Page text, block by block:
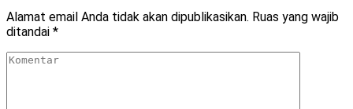
Alamat email Anda tidak akan dipublikasikan. Ruas yang wajib
ditandai *